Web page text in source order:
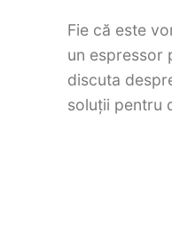
Fie că este
un espressor
discuta
soluții pentru